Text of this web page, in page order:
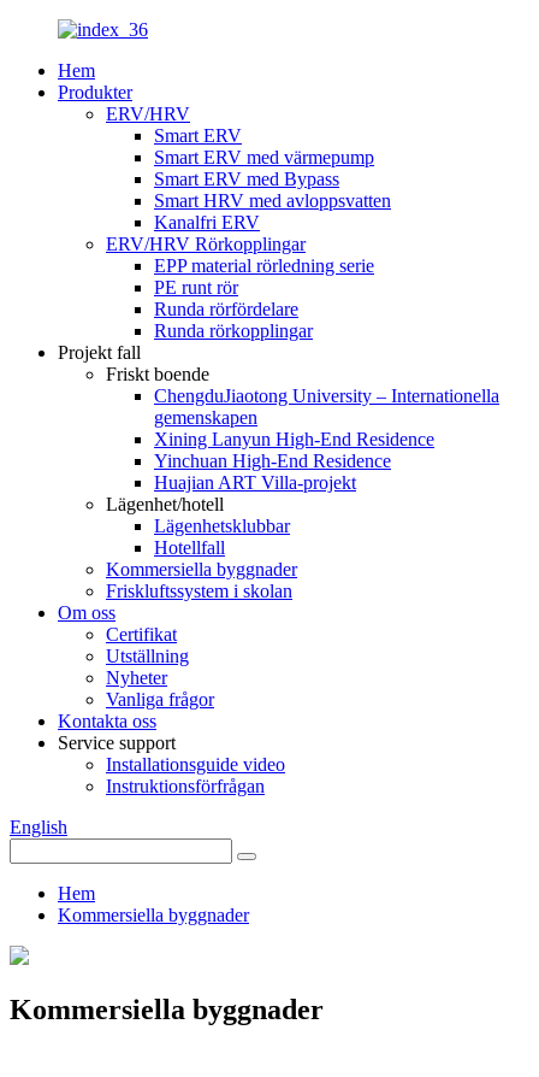
Hem
Produkter
ERV/HRV
Smart ERV
Smart ERV med värmepump
Smart ERV med Bypass
Smart HRV med avloppsvatten
Kanalfri ERV
ERV/HRV Rörkopplingar
EPP material rörledning serie
PE runt rör
Runda rörfördelare
Runda rörkopplingar
Projekt fall
Friskt boende
ChengduJiaotong University – Internationella
gemenskapen
Xining Lanyun High-End Residence
Yinchuan High-End Residence
Huajian ART Villa-projekt
Lägenhet/hotell
Lägenhetsklubbar
Hotellfall
Kommersiella byggnader
Friskluftssystem i skolan
Om oss
Certifikat
Utställning
Nyheter
Vanliga frågor
Kontakta oss
Service support
Installationsguide video
Instruktionsförfrågan
English
Hem
Kommersiella byggnader
Kommersiella byggnader